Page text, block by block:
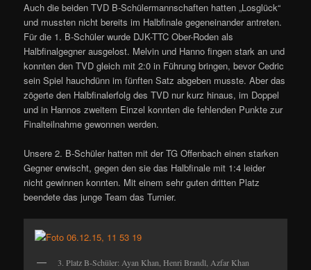
Auch die beiden TVD B-Schülermannschaften hatten „Losglück“
und mussten nicht bereits im Halbfinale gegeneinander antreten.
Für die 1. B-Schüler wurde DJK-TTC Ober-Roden als
Halbfinalgegner ausgelost. Melvin und Hanno fingen stark an und
konnten den TVD gleich mit 2:0 in Führung bringen, bevor Cedric
sein Spiel hauchdünn im fünften Satz abgeben musste. Aber das
zögerte den Halbfinalerfolg des TVD nur kurz hinaus, im Doppel
und in Hannos zweitem Einzel konnten die fehlenden Punkte zur
Finalteilnahme gewonnen werden.
Unsere 2. B-Schüler hatten mit der TG Offenbach einen starken
Gegner erwischt, gegen den sie das Halbfinale mit 1:4 leider
nicht gewinnen konnten. Mit einem sehr guten dritten Platz
beendete das junge Team das Turnier.
3. Platz B-Schüler: Ayan Khan, Henri Brandl, Azfar Khan